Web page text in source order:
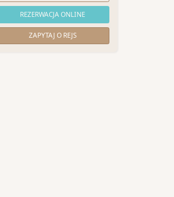
REZERWACJA ONLINE
ZAPYTAJ O REJS